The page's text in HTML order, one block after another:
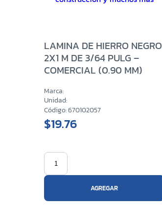
LAMINA DE HIERRO NEGRO
2X1 M DE 3/64 PULG –
COMERCIAL (0.90 MM)
Marca:
Unidad:
Código: 670102057
$19.76
AGREGAR